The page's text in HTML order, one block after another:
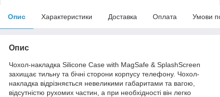
Опис Характеристики Доставка Оплата Умови
Опис
Чохол-накладка Silicone Case with MagSafe & SplashScreen
захищає тильну та бічні сторони корпусу телефону. Чохол-
накладка відрізняється невеликими габаритами та вагою,
відсутністю рухомих частин, а при необхідності він легко